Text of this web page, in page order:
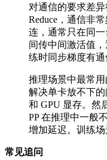
对通信的要求差
Reduce，通信非
连，通常只在同
间传中间激活值
练时同步梯度有通
推理场景中最常
解决单卡放不下
和 GPU 显存。然
PP 在推理中一般
增加延迟。训练场
常见追问